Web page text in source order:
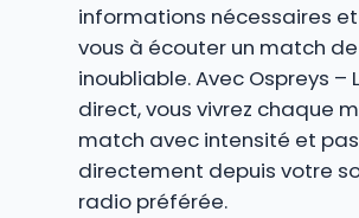
informations nécessaires
vous à écouter un match
inoubliable. Avec Ospreys –
direct, vous vivrez chaque
match avec intensité et
directement depuis votre
radio préférée.